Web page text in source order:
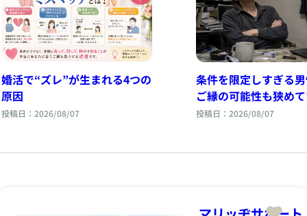
婚活で“ズレ”が生まれる4つの
原因
投稿日：2026/08/07
条件を限定しすぎる
ご縁の可能性も狭め
投稿日：2026/08/07